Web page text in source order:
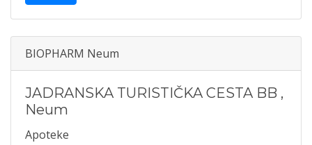
BIOPHARM Neum
JADRANSKA TURISTIČKA CESTA BB ,
Neum
Apoteke